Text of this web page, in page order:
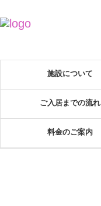
施設について
ご入居までの流れ
料金のご案内